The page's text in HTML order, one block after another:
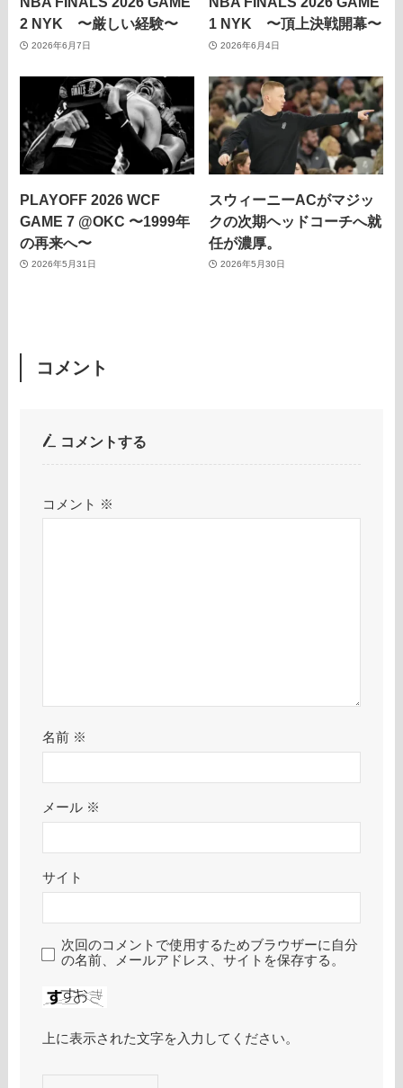
2 NYK 〜厳しい経験〜
2026年6月7日
1 NYK 〜頂上決戦開幕〜
2026年6月4日
PLAYOFF 2026 WCF
GAME 7 @OKC 〜1999年
の再来へ〜
2026年5月31日
スウィーニーACがマジッ
クの次期ヘッドコーチへ就
任が濃厚。
2026年5月30日
コメント
コメントする
コメント ※
名前 ※
メール ※
サイト
次回のコメントで使用するためブラウザーに自分
の名前、メールアドレス、サイトを保存する。
上に表示された文字を入力してください。